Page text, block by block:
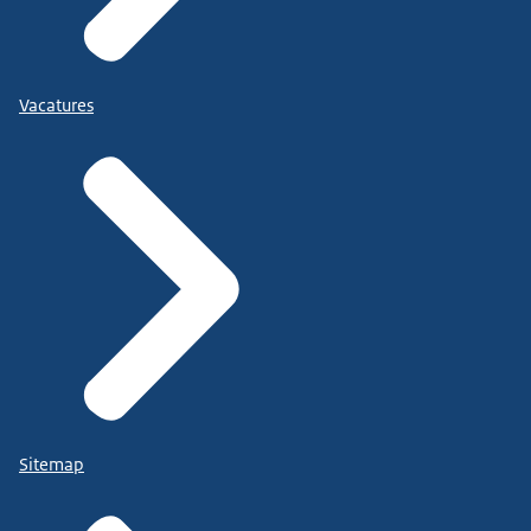
Vacatures
Sitemap